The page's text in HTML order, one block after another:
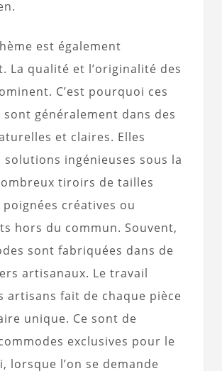
est également
La qualité et l’originalité des
C’est pourquoi ces
sont généralement dans des
et claires. Elles
ingénieuses sous la
tiroirs de tailles
créatives ou
hors du commun. Souvent,
sont fabriquées dans de
artisanaux. Le travail
artisans fait de chaque pièce
unique. Ce sont de
exclusives pour le
lorsque l’on se demande